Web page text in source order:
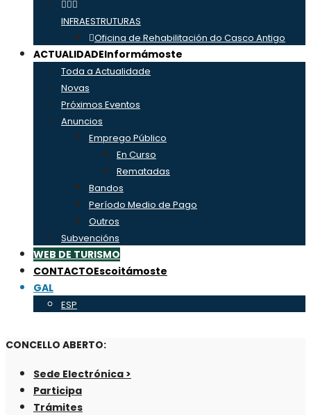
INFRAESTRUTURAS
Oficina de Rehabilitación do Casco Antigo
ACTUALIDADEInformámoste
Toda a Actualidade
Novas
Próximos Eventos
Anuncios
Emprego Público
En Curso
Rematadas
Bandos
Período Medio de Pago
Outros
Subvencións
WEB DE TURISMO
CONTACTOEscoitámoste
GAL
ESP
CONCELLO ABERTO:
Sede Electrónica >
Participa
Trámites